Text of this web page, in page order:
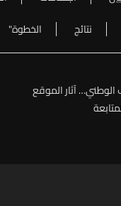
نتائج الخطوة"
آثار الموقع